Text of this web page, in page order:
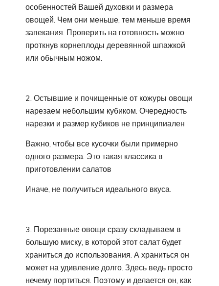
особенностей Вашей духовки и размера
овощей. Чем они меньше, тем меньше время
запекания. Проверить на готовность можно
проткнув корнеплоды деревянной шпажкой
или обычным ножом.
2. Остывшие и почищенные от кожуры овощи
нарезаем небольшим кубиком. Очередность
нарезки и размер кубиков не принципиален
Важно, чтобы все кусочки были примерно
одного размера. Это такая классика в
приготовлении салатов
Иначе, не получиться идеального вкуса.
3. Порезанные овощи сразу складываем в
большую миску, в которой этот салат будет
храниться до использования. А храниться он
может на удивление долго. Здесь ведь просто
нечему портиться. Поэтому и делается он, как